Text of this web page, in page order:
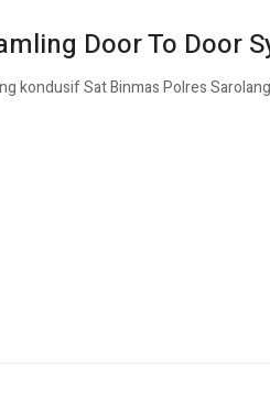
Door To Door
kondusif Sat Binmas Polres